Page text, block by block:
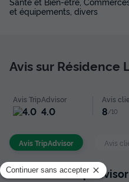
Voir les
et équipements, divers
Avis sur Résidence
Avis TripAdvisor
4.0
Avis
8/10
Avis TripAdvisor Avis
Avis Clients TripAdvisor